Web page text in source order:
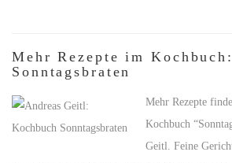
Mehr Rezepte im Kochbuch:
Sonntagsbraten
Mehr Rezepte
Kochbuch
Geitl. Feine